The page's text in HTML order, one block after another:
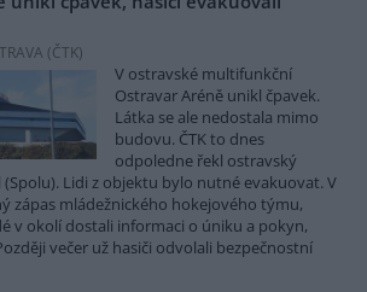
(ČTK)
V ostravské multifunkční
Ostravar Aréně unikl čpavek.
Látka se ale nedostala mimo
budovu. ČTK to dnes
odpoledne řekl ostravský
Lidi z objektu bylo nutné evakuovat. V
zápas mládežnického hokejového týmu,
v okolí dostali informaci o úniku a pokyn,
večer už hasiči odvolali bezpečnostní